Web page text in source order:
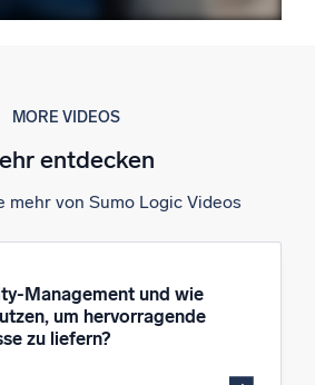
MORE VIDEOS
entdecken
mehr von Sumo Logic Videos
Management und wie
um hervorragende
zu liefern?